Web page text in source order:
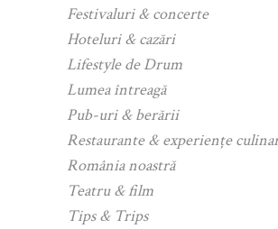
Festivaluri & concerte
Hoteluri & cazări
Lifestyle de Drum
Lumea întreagă
Pub-uri & berării
Restaurante & experiențe
România noastră
Teatru & film
Tips & Trips